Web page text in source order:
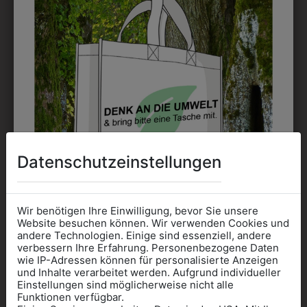
AUCH GEFALLEN
3000041632
FEINSÖCKCHEN
CARAMEL
€ 2,90
32256D
DAMENHOSE
VENUS
Datenschutzeinstellungen
Wir benötigen Ihre Einwilligung, bevor Sie unsere
Website besuchen können. Wir verwenden Cookies und
andere Technologien. Einige sind essenziell, andere
verbessern Ihre Erfahrung. Personenbezogene Daten
wie IP-Adressen können für personalisierte Anzeigen
und Inhalte verarbeitet werden. Aufgrund individueller
Einstellungen sind möglicherweise nicht alle
Funktionen verfügbar.
Informationen wenn Sie
Kleidung